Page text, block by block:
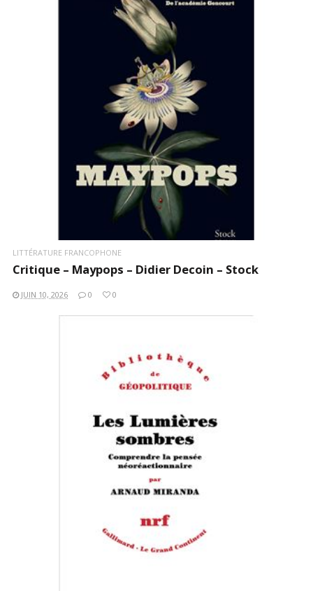
LIRE LA SUITE
LITTÉRATURE FRANCOPHONE
Critique – Maypops – Didier Decoin – Stock
JUIN 10, 2026 0 0
LIRE LA SUITE